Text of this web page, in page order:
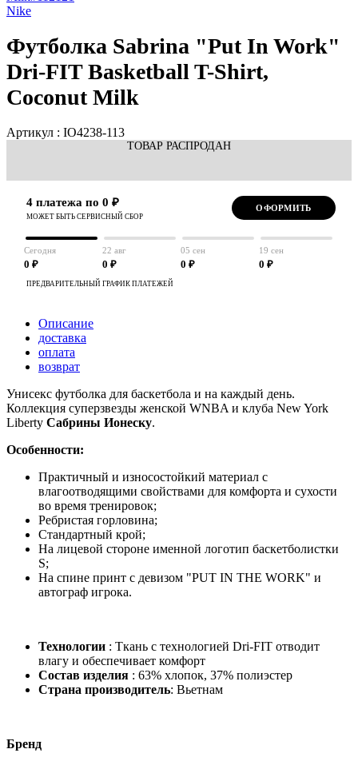
Nike
Футболка Sabrina "Put In Work"
Dri-FIT Basketball T-Shirt,
Coconut Milk
Артикул : IO4238-113
ТОВАР РАСПРОДАН
4 платежа по 0 ₽
МОЖЕТ БЫТЬ СЕРВИСНЫЙ СБОР
ОФОРМИТЬ
Сегодня
0 ₽
22 авг
0 ₽
05 сен
0 ₽
19 сен
0 ₽
ПРЕДВАРИТЕЛЬНЫЙ ГРАФИК ПЛАТЕЖЕЙ
Описание
доставка
оплата
возврат
Унисекс футболка для баскетбола и на каждый день.
Коллекция суперзвезды женской WNBA и клуба New York
Liberty Сабрины Ионеску.
Особенности:
Практичный и износостойкий материал с
влагоотводящими свойствами для комфорта и сухости
во время тренировок;
Ребристая горловина;
Стандартный крой;
На лицевой стороне именной логотип баскетболистки
S;
На спине принт с девизом "PUT IN THE WORK" и
автограф игрока.
Технологии : Ткань с технологией Dri-FIT отводит
влагу и обеспечивает комфорт
Состав изделия : 63% хлопок, 37% полиэстер
Страна производитель: Вьетнам
Бренд